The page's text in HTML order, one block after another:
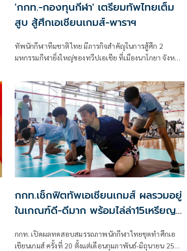
'กกท.-กองทุนกีฬา' เตรียมทัพไทยเต็ม
สูบ สู้ศึกเอเชียนเกมส์-พาราฯ
ทัพนักกีฬาทีมชาติไทย มีภารกิจสำคัญในการสู้ศึก 2
มหกรรมกีฬายิ่งใหญ่ของทวีปเอเชีย ที่เมืองนาโกยา จังหวัด
20 วันที่ 19 กันยายน - 4 ตุลาคม 2569 และกีฬาเอเชีย
นพาราเกมส์ ครั้งที่ 5 วันที่ 18 - 24 ตุลาคม 2569
กกท.เช็กฟิตทัพเอเชียนเกมส์ ผลรวมอยู่
ในเกณฑ์ดี-ดีมาก พร้อมไล่ล่า15เหรียญ
กกท. เปิดผลทดสอบสมรรถภาพนักกีฬาไทยชุดทำศึกเอ
เชียนเกมส์ ครั้งที่ 20 ตั้งแต่เดือนกุมภาพันธ์-มิถุนายน 2569